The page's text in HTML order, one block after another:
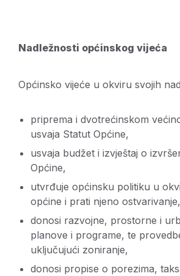
Nadležnosti općinskog vijeća
Općinsko vijeće u okviru svojih
priprema i dvotrećinskom
usvaja Statut Općine,
usvaja budžet i izvještaj o
Općine,
utvrđuje općinsku politiku u
općine i prati njeno ostvarivanje,
donosi razvojne, prostorne i
planove i programe, te
uključujući zoniranje,
donosi propise o porezima,